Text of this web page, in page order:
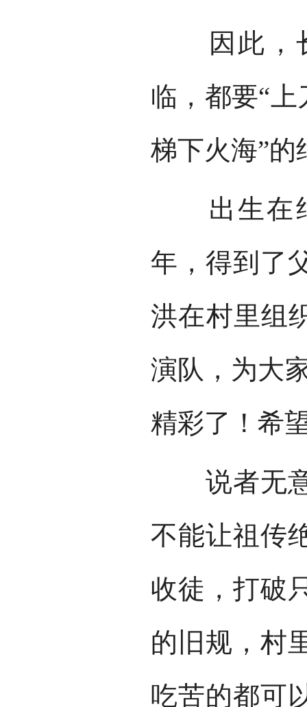
因此，长
临，都要“
梯下火海”
出生在绝
年，得到了
洪在村里组
演队，为大
精彩了！希
说者无意
不能让祖传
收徒，打破
的旧规，村
吃苦的都可